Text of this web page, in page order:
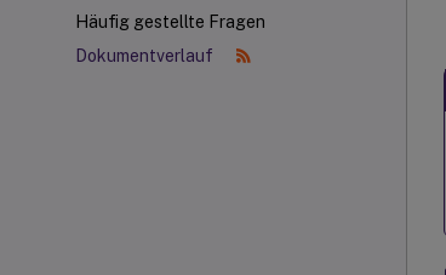
Häufig gestellte Fragen
Dokumentverlauf